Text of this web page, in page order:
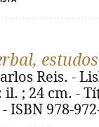
Reis. -
il. ; 24 cm. -
ISBN 978-